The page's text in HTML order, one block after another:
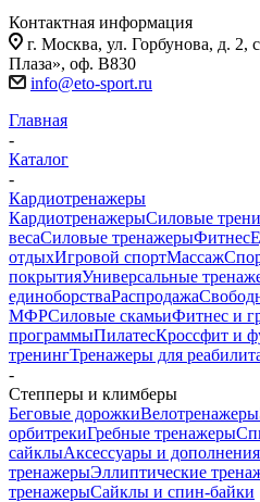
Контактная информация
г. Москва, ул. Горбунова, д. 2,
Плаза», оф. В830
info@eto-sport.ru
Главная
-
Каталог
-
Кардиотренажеры
КардиотренажерыСиловые
весаСиловые тренажерыФитнес
отдыхИгровой спортМассаж
покрытияУниверсальные
единоборстваРаспродажа
МФРСиловые скамьиФитнес и
программыПилатесКроссфит и
тренингТренажеры для
-
Степперы и климберы
Беговые дорожкиВелотренажеры
орбитрекиГребные тренажеры
сайклыАксессуары и
тренажерыЭллиптические
тренажерыСайклы и спин-байки